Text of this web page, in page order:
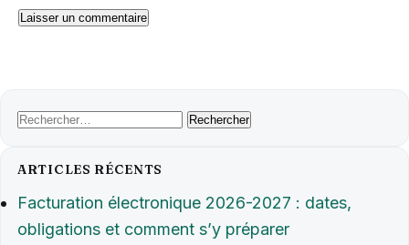
Rechercher :
ARTICLES RÉCENTS
Facturation électronique 2026-2027 : dates,
obligations et comment s’y préparer